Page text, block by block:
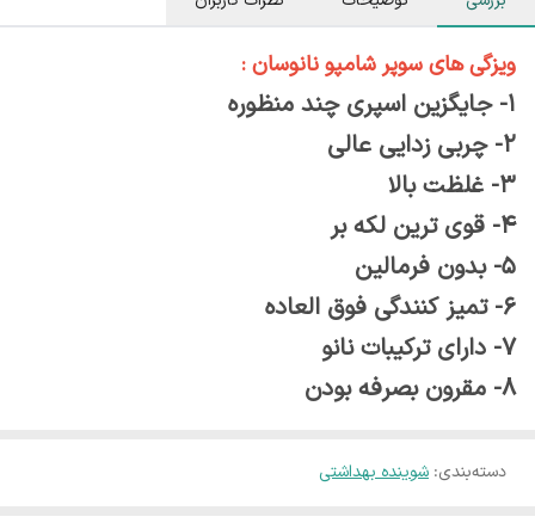
ویزگی های سوپر شامپو نانوسان :
1- جایگزین اسپری چند منظوره
2- چربی زدایی عالی
3- غلظت بالا
4- قوی ترین لکه بر
5- بدون فرمالین
6- تمیز کنندگی فوق العاده
7- دارای ترکیبات نانو
8- مقرون بصرفه بودن
دسته‌بندی: شوینده بهداشتی